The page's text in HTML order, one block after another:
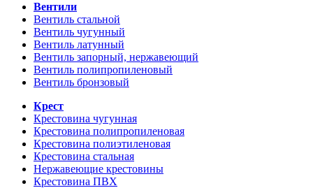
Вентили
Вентиль стальной
Вентиль чугунный
Вентиль латунный
Вентиль запорный, нержавеющий
Вентиль полипропиленовый
Вентиль бронзовый
Крест
Крестовина чугунная
Крестовина полипропиленовая
Крестовина полиэтиленовая
Крестовина стальная
Нержавеющие крестовины
Крестовина ПВХ